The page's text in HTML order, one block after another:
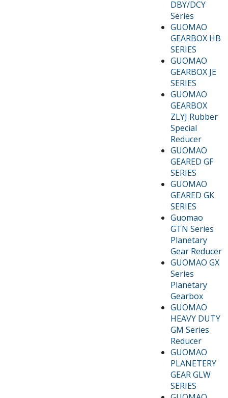
DBY/DCY
Series
GUOMAO
GEARBOX HB
SERIES
GUOMAO
GEARBOX JE
SERIES
GUOMAO
GEARBOX
ZLYJ Rubber
Special
Reducer
GUOMAO
GEARED GF
SERIES
GUOMAO
GEARED GK
SERIES
Guomao
GTN Series
Planetary
Gear Reducer
GUOMAO GX
Series
Planetary
Gearbox
GUOMAO
HEAVY DUTY
GM Series
Reducer
GUOMAO
PLANETERY
GEAR GLW
SERIES